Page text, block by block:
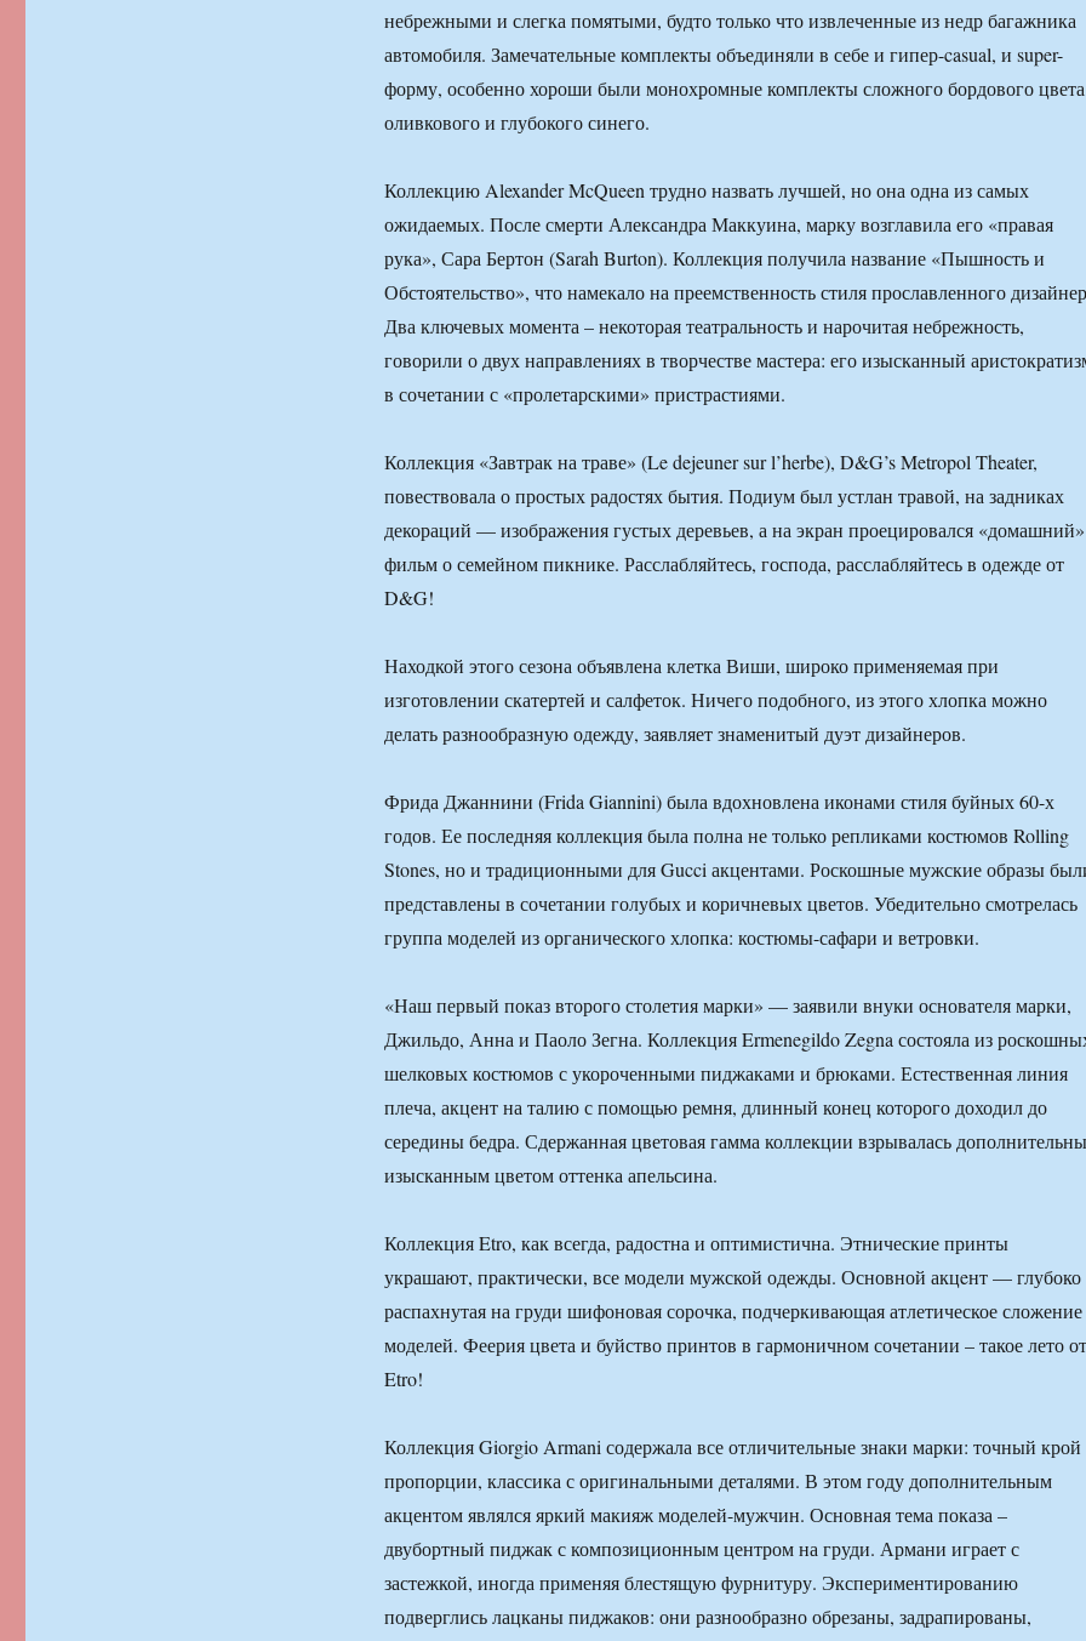
небрежными и слегка помятыми, будто только что извлеченные из недр багажника
автомобиля. Замечательные комплекты объединяли в себе и гипер-casual, и super-
форму, особенно хороши были монохромные комплекты сложного бордового
оливкового и глубокого синего.
Коллекцию Alexander McQueen трудно назвать лучшей, но она одна из самых
ожидаемых. После смерти Александра Маккуина, марку возглавила его «правая
рука», Сара Бертон (Sarah Burton). Коллекция получила название «Пышность и
Обстоятельство», что намекало на преемственность стиля прославленного
Два ключевых момента – некоторая театральность и нарочитая небрежность,
говорили о двух направлениях в творчестве мастера: его изысканный
в сочетании с «пролетарскими» пристрастиями.
Коллекция «Завтрак на траве» (Le dejeuner sur l’herbe), D&G’s Metropol Theater,
повествовала о простых радостях бытия. Подиум был устлан травой, на задниках
декораций — изображения густых деревьев, а на экран проецировался «домашний»
фильм о семейном пикнике. Расслабляйтесь, господа, расслабляйтесь в одежде от
D&G!
Находкой этого сезона объявлена клетка Виши, широко применяемая при
изготовлении скатертей и салфеток. Ничего подобного, из этого хлопка можно
делать разнообразную одежду, заявляет знаменитый дуэт дизайнеров.
Фрида Джаннини (Frida Giannini) была вдохновлена иконами стиля буйных 60-х
годов. Ее последняя коллекция была полна не только репликами костюмов Rolling
Stones, но и традиционными для Gucci акцентами. Роскошные мужские образы
представлены в сочетании голубых и коричневых цветов. Убедительно смотрелась
группа моделей из органического хлопка: костюмы-сафари и ветровки.
«Наш первый показ второго столетия марки» — заявили внуки основателя марки,
Джильдо, Анна и Паоло Зегна. Коллекция Ermenegildo Zegna состояла из
шелковых костюмов с укороченными пиджаками и брюками. Естественная линия
плеча, акцент на талию с помощью ремня, длинный конец которого доходил до
середины бедра. Сдержанная цветовая гамма коллекции взрывалась
изысканным цветом оттенка апельсина.
Коллекция Etro, как всегда, радостна и оптимистична. Этнические принты
украшают, практически, все модели мужской одежды. Основной акцeнт — глубоко
распахнутая на груди шифоновая сорочка, подчеркивающая атлетическое сложение
моделей. Феерия цвета и буйство принтов в гармоничном сочетании – такое лето от
Etro!
Коллекция Giorgio Armani содержала все отличительные знаки марки: точный
пропорции, классика с оригинальными деталями. В этом году дополнительным
акцентом являлся яркий макияж моделей-мужчин. Основная тема показа –
двубортный пиджак с композиционным центром на груди. Армани играет с
застежкой, иногда применяя блестящую фурнитуру. Экспериментированию
подверглись лацканы пиджаков: они разнообразно обрезаны, задрапированы,